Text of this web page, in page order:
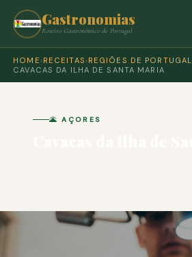
Gastronomias
Roteiro Gastronómico de Portugal
HOME › RECEITAS › REGIÕES DE PORTUGAL
CAVACAS DA ILHA DE SANTA MARIA
🌋 AÇORES